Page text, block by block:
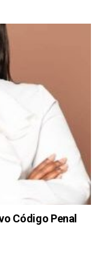
Código Penal